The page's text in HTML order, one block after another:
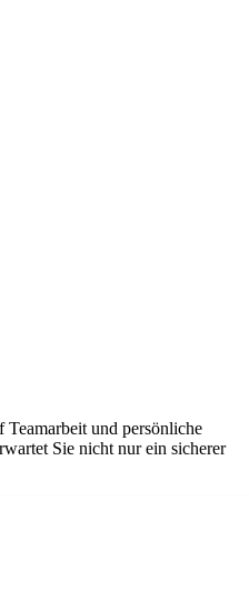
Teamarbeit und persönliche
Sie nicht nur ein sicherer